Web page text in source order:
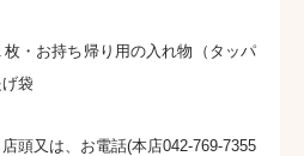
・お持ち帰り用の入れ物（タッパ
袋
頭又は、お電話(本店042-769-7355